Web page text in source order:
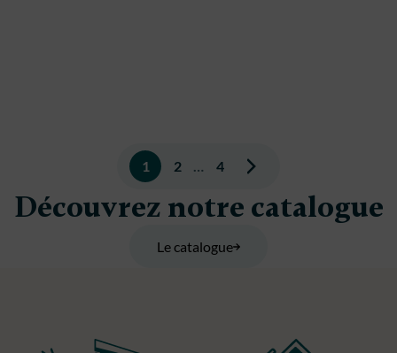
Pagination
des
publications
1 2 … 4
Découvrez notre catalogue
Le catalogue